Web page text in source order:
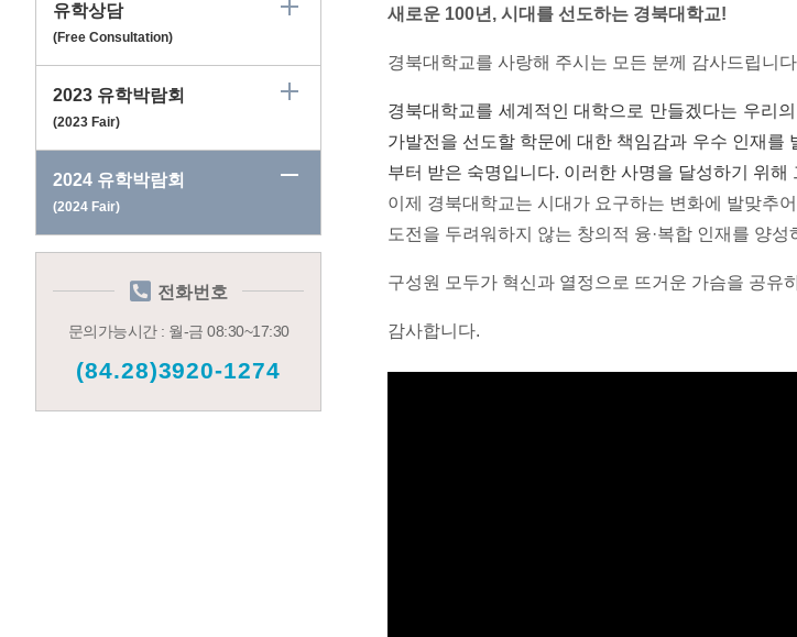
유학상담
(Free Consultation)
2023 유학박람회
(2023 Fair)
2024 유학박람회
(2024 Fair)
전화번호
문의가능시간 : 월-금 08:30~17:30
(84.28)3920-1274
새로운 100년 , 시대를 선도하는 경북대학교!
경북대학교를 사랑해 주시는 모든 분께 감사드립니다
경북대학교를 세계적인 대학으로 만들겠다는 우리
가발전을 선도할 학문에 대한 책임감과 우수 인재를
부터 받은 숙명입니다. 이러한 사명을 달성하기 위
이제 경북대학교는 시대가 요구하는 변화에 발맞추어
도전을 두려워하지 않는 창의적 융·복합 인재를 양성
구성원 모두가 혁신과 열정으로 뜨거운 가슴을 공유
감사합니다.